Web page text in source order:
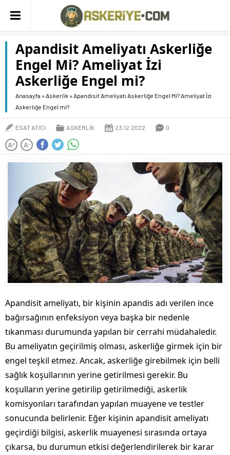
Apandisit Ameliyatı Askerliğe
Engel Mi? Ameliyat İzi
Askerliğe Engel mi?
Anasayfa »Askerlik »Apandisit Ameliyatı Askerliğe Engel Mi? Ameliyat İzi
Askerliğe Engel mi?
ESAT ATICI ASKERLIK 23.12.2022 0
A+ A-
Apandisit ameliyatı, bir kişinin apandis adı verilen ince
bağırsağının enfeksiyon veya başka bir nedenle
tıkanması durumunda yapılan bir cerrahi müdahaledir.
Bu ameliyatın geçirilmiş olması, askerliğe girmek için bir
engel teşkil etmez. Ancak, askerliğe girebilmek için belli
sağlık koşullarının yerine getirilmesi gerekir. Bu
koşulların yerine getirilip getirilmediği, askerlik
komisyonları tarafından yapılan muayene ve testler
sonucunda belirlenir. Eğer kişinin apandisit ameliyatı
geçirdiği bilgisi, askerlik muayenesi sırasında ortaya
çıkarsa, bu durumun etkisi değerlendirilerek bir karar